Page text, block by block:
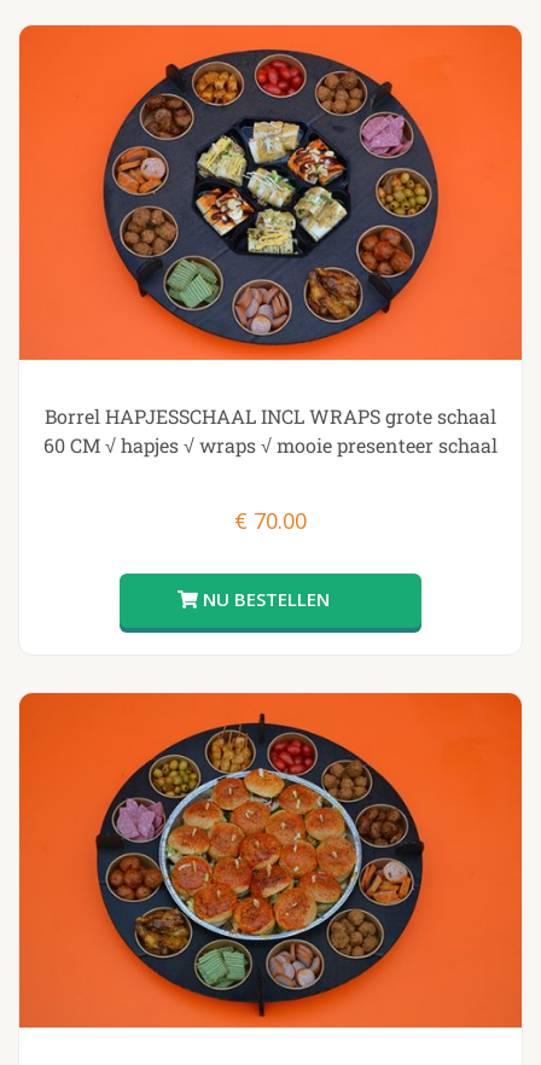
Borrel HAPJESSCHAAL INCL WRAPS grote schaal
60 CM √ hapjes √ wraps √ mooie presenteer schaal
€ 70.00